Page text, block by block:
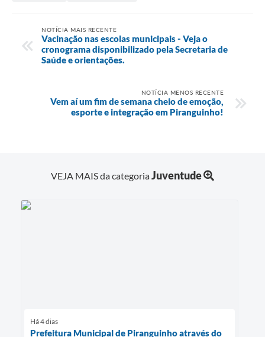
NOTÍCIA MAIS RECENTE
Vacinação nas escolas municipais - Veja o
cronograma disponibilizado pela Secretaria de
Saúde e orientações.
NOTÍCIA MENOS RECENTE
Vem aí um fim de semana cheio de emoção,
esporte e integração em Piranguinho!
VEJA MAIS da categoriaJuventude
Há 4 dias
Prefeitura Municipal de Piranguinho através do